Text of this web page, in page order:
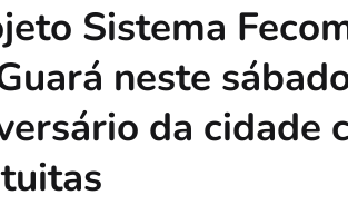
Sistema
neste
da cidade